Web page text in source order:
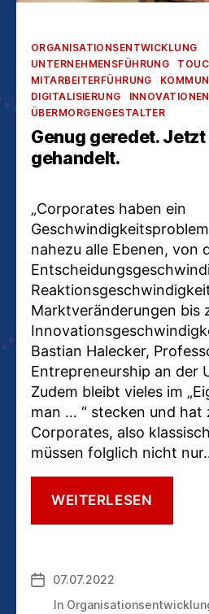
Kategorien
ORGANISATIONSENTWICKLUNG
UNTERNEHMENSFÜHRUNG
MITARBEITERFÜHRUNG
DIGITALISIERUNG
INNOVATIONEN
ÜBERMORGENGESTALTER
Genug geredet. Jetzt
gehandelt.
„Corporates haben ein
nahezu alle Ebenen, von
Marktveränderungen bis
Bastian Halecker,
Entrepreneurship an der
Zudem bleibt vieles im
man … “ stecken und hat
Corporates, also
müssen folglich nicht
WEITERLESEN
Veröffentlichungsdatum
07.07.2022
In